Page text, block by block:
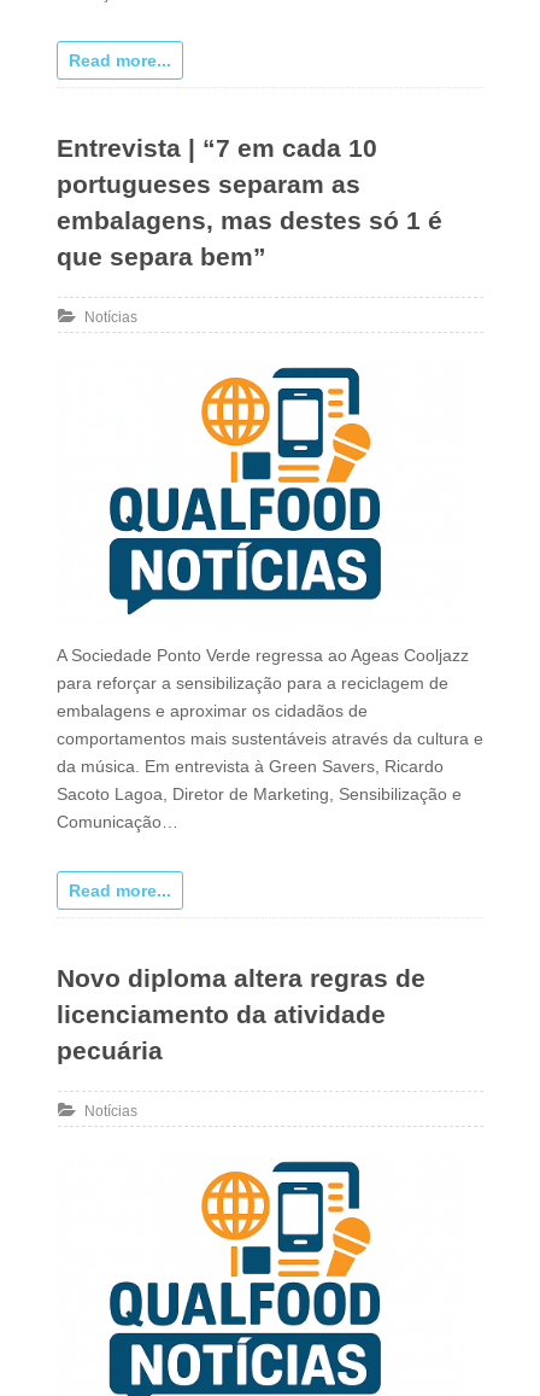
Read more...
Entrevista | “7 em cada 10
portugueses separam as
embalagens, mas destes só 1 é
que separa bem”
Notícias
A Sociedade Ponto Verde regressa ao Ageas Cooljazz
para reforçar a sensibilização para a reciclagem de
embalagens e aproximar os cidadãos de
comportamentos mais sustentáveis através da cultura e
da música. Em entrevista à Green Savers, Ricardo
Sacoto Lagoa, Diretor de Marketing, Sensibilização e
Comunicação…
Read more...
Novo diploma altera regras de
licenciamento da atividade
pecuária
Notícias